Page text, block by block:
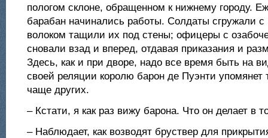
пологом склоне, обращенном к нижнему городу.
барабан начинались работы. Солдаты сгружали с
волоком тащили их под стены; офицеры с
сновали взад и вперед, отдавая приказания и
Здесь, как и при дворе, надо все время быть на
своей реляции королю барон де Пуэнти упомянет
чаще других.
– Кстати, я как раз вижу барона. Что он делает в
– Наблюдает, как возводят бруствер для